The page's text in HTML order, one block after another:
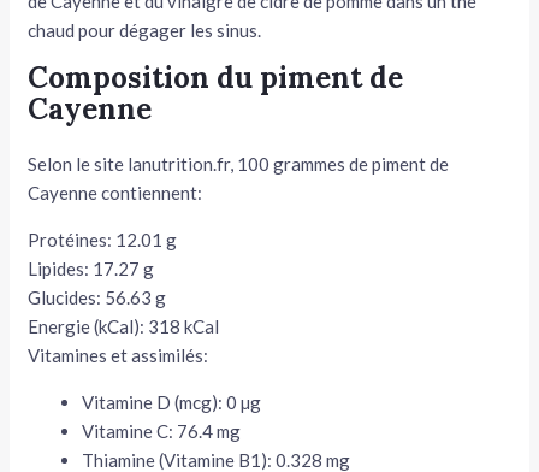
chaud pour dégager les sinus.
Composition du piment de
Cayenne
Selon le site lanutrition.fr, 100 grammes de piment de
Cayenne contiennent:
Protéines: 12.01 g
Lipides: 17.27 g
Glucides: 56.63 g
Energie (kCal): 318 kCal
Vitamines et assimilés:
Vitamine D (mcg):0 µg
Vitamine C: 76.4 mg
Thiamine (Vitamine B1):0.328 mg